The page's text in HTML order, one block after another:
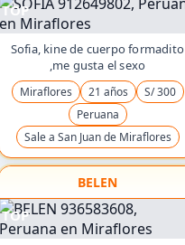
TOP
Sofia, kine de cuerpo formadito
,me gusta el sexo
Miraflores 21 años
S/ 300
Peruana
Sale a San Juan de Miraflores
BELEN
TOP